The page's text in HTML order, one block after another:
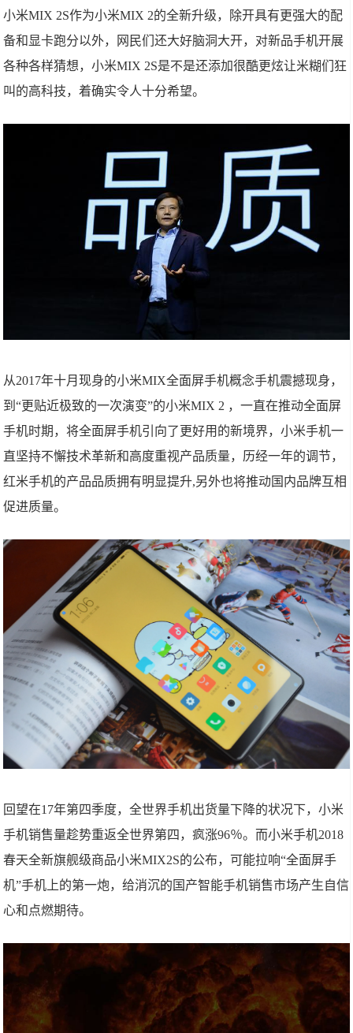
小米MIX 2S作为小米MIX 2的全新升级，除开具有更强大的配
备和显卡跑分以外，网民们还大好脑洞大开，对新品手机开展
各种各样猜想，小米MIX 2S是不是还添加很酷更炫让米糊们狂
叫的高科技，着确实令人十分希望。
从2017年十月现身的小米MIX全面屏手机概念手机震撼现身，
到“更贴近极致的一次演变”的小米MIX 2 ，一直在推动全面屏
手机时期，将全面屏手机引向了更好用的新境界，小米手机一
直坚持不懈技术革新和高度重视产品质量，历经一年的调节，
红米手机的产品品质拥有明显提升,另外也将推动国内品牌互相
促进质量。
回望在17年第四季度，全世界手机出货量下降的状况下，小米
手机销售量趁势重返全世界第四，疯涨96％。而小米手机2018
春天全新旗舰级商品小米MIX2S的公布，可能拉响“全面屏手
机”手机上的第一炮，给消沉的国产智能手机销售市场产生自信
心和点燃期待。